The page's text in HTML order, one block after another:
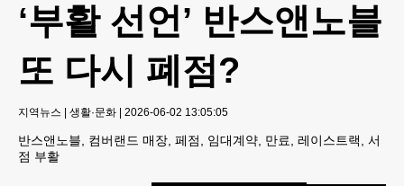
‘부활 선언’ 반스앤노블
또 다시 폐점?
지역뉴스 | 생활·문화 | 2026-06-02 13:05:05
반스앤노블, 컴버랜드 매장, 페점, 임대계약, 만료, 레이스트랙, 서
점 부활